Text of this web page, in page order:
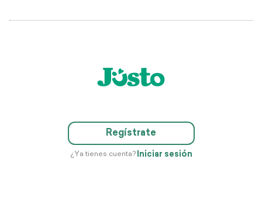
Regístrate
¿Ya tienes cuenta? Iniciar sesión